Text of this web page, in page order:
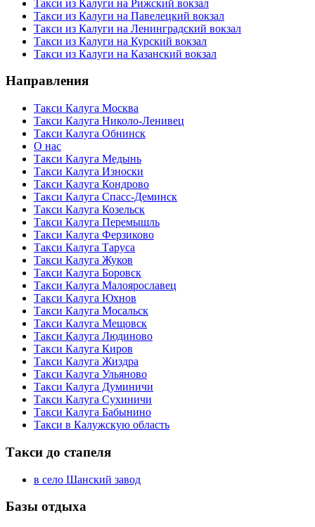
Такси из Калуги на Рижский вокзал
Такси из Калуги на Павелецкий вокзал
Такси из Калуги на Ленинградский вокзал
Такси из Калуги на Курский вокзал
Такси из Калуги на Казанский вокзал
Направления
Такси Калуга Москва
Такси Калуга Николо-Ленивец
Такси Калуга Обнинск
О нас
Такси Калуга Медынь
Такси Калуга Износки
Такси Калуга Кондрово
Такси Калуга Спасс-Деминск
Такси Калуга Козельск
Такси Калуга Перемышль
Такси Калуга Ферзиково
Такси Калуга Таруса
Такси Калуга Жуков
Такси Калуга Боровск
Такси Калуга Малоярославец
Такси Калуга Юхнов
Такси Калуга Мосальск
Такси Калуга Мещовск
Такси Калуга Людиново
Такси Калуга Киров
Такси Калуга Жиздра
Такси Калуга Ульяново
Такси Калуга Думиничи
Такси Калуга Сухиничи
Такси Калуга Бабынино
Такси в Калужскую область
Такси до стапеля
в село Шанский завод
Базы отдыха